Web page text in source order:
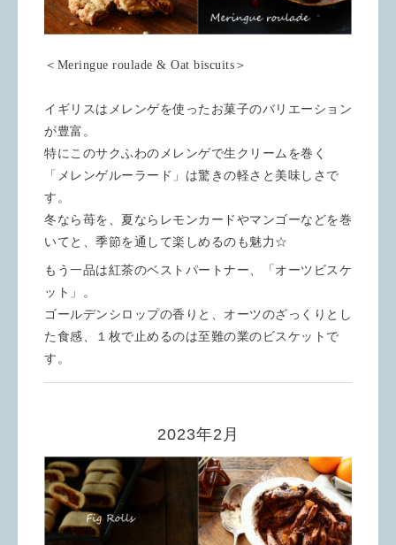
＜Meringue roulade & Oat biscuits＞
イギリスはメレンゲを使ったお菓子のバリエーション
が豊富。
特にこのサクふわのメレンゲで生クリームを巻く
「メレンゲルーラード」は驚きの軽さと美味しさで
す。
冬なら苺を、夏ならレモンカードやマンゴーなどを巻
いてと、季節を通して楽しめるのも魅力☆
もう一品は紅茶のベストパートナー、「オーツビスケ
ット」。
ゴールデンシロップの香りと、オーツのざっくりとし
た食感、１枚で止めるのは至難の業のビスケットで
す。
2023年2月